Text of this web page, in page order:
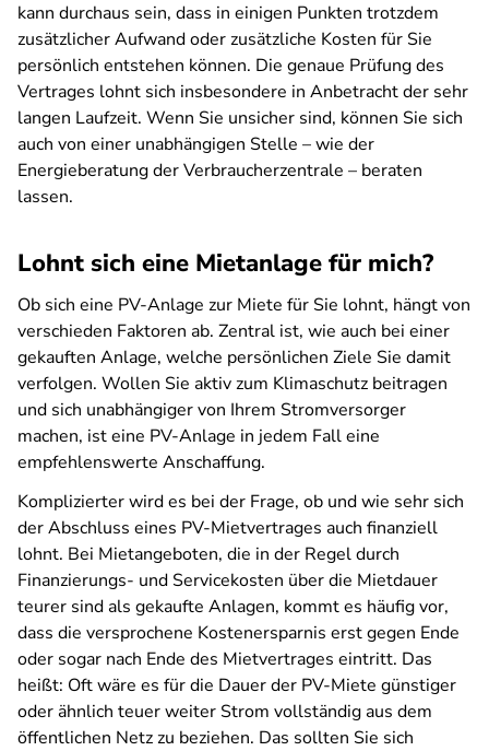
kann durchaus sein, dass in einigen Punkten trotzdem
zusätzlicher Aufwand oder zusätzliche Kosten für Sie
persönlich entstehen können. Die genaue Prüfung des
Vertrages lohnt sich insbesondere in Anbetracht der sehr
langen Laufzeit. Wenn Sie unsicher sind, können Sie sich
auch von einer unabhängigen Stelle – wie der
Energieberatung der Verbraucherzentrale – beraten
lassen.
Lohnt sich eine Mietanlage für mich?
Ob sich eine PV-Anlage zur Miete für Sie lohnt, hängt von
verschieden Faktoren ab. Zentral ist, wie auch bei einer
gekauften Anlage, welche persönlichen Ziele Sie damit
verfolgen. Wollen Sie aktiv zum Klimaschutz beitragen
und sich unabhängiger von Ihrem Stromversorger
machen, ist eine PV-Anlage in jedem Fall eine
empfehlenswerte Anschaffung.
Komplizierter wird es bei der Frage, ob und wie sehr sich
der Abschluss eines PV-Mietvertrages auch finanziell
lohnt. Bei Mietangeboten, die in der Regel durch
Finanzierungs- und Servicekosten über die Mietdauer
teurer sind als gekaufte Anlagen, kommt es häufig vor,
dass die versprochene Kostenersparnis erst gegen Ende
oder sogar nach Ende des Mietvertrages eintritt. Das
heißt: Oft wäre es für die Dauer der PV-Miete günstiger
oder ähnlich teuer weiter Strom vollständig aus dem
öffentlichen Netz zu beziehen. Das sollten Sie sich